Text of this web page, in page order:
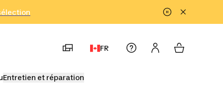
FR
Entretien et réparation